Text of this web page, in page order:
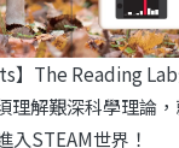
】The Reading
理解艱深科學理論
入STEAM世界！